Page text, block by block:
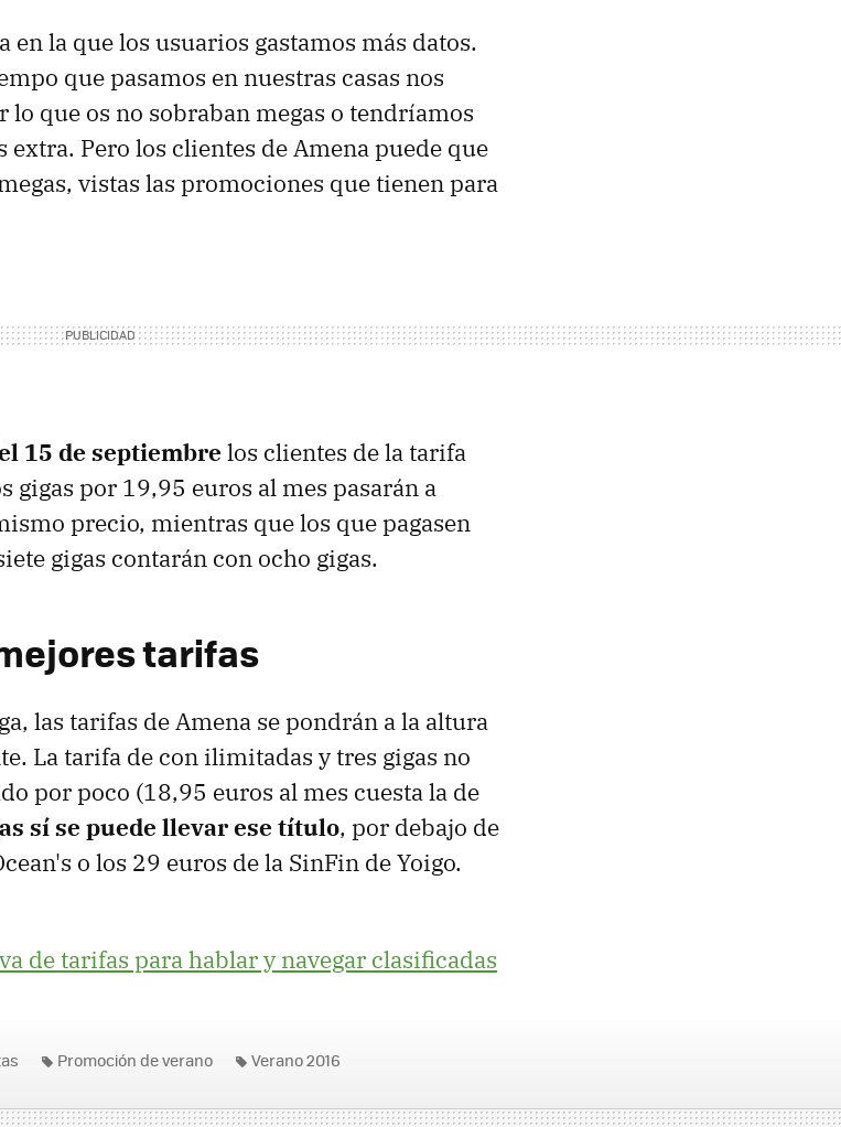
en la que los usuarios gastamos más datos.
que pasamos en nuestras casas nos
que os no sobraban megas o tendríamos
Pero los clientes de Amena puede que
vistas las promociones que tienen para
15 de septiembre los clientes de la tarifa
gigas por 19,95 euros al mes pasarán a
precio, mientras que los que pagasen
gigas contarán con ocho gigas.
tarifas
las tarifas de Amena se pondrán a la altura
La tarifa de con ilimitadas y tres gigas no
por poco (18,95 euros al mes cuesta la de
sí se puede llevar ese título, por debajo de
o los 29 euros de la SinFin de Yoigo.
de tarifas para hablar y navegar clasificadas
Promoción de verano Verano 2016